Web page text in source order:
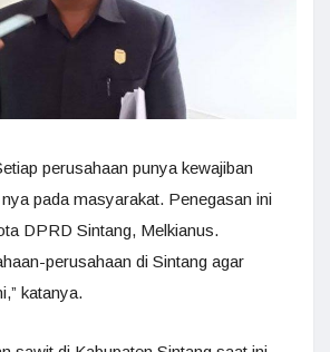
perusahaan punya kewajiban
pada masyarakat. Penegasan ini
DPRD Sintang, Melkianus.
perusahaan di Sintang agar
katanya.